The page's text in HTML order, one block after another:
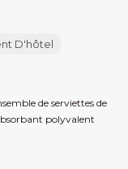
D'hôtel
de serviettes de
polyvalent